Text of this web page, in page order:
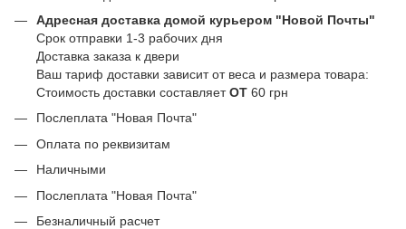
Адресная доставка домой курьером "Новой Почты"
Срок отправки 1-3 рабочих дня
Доставка заказа к двери
Ваш тариф доставки зависит от веса и размера товара:
Стоимость доставки составляетОТ 60 грн
Послеплата "Новая Почта"
Оплата по реквизитам
Наличными
Послеплата "Новая Почта"
Безналичный расчет